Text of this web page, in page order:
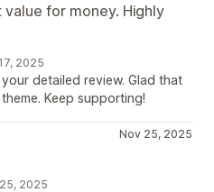
for money. Highly
2025
detailed review. Glad that
Keep supporting!
Nov 25, 2025
2025